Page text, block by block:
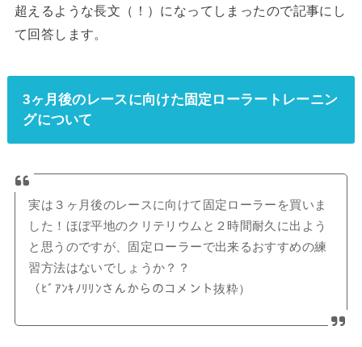
超えるような長文（！）になってしまったので記事にし
て回答します。
3ヶ月後のレースに向けた固定ローラートレーニン
グについて
実は３ヶ月後のレースに向けて固定ローラーを買いま
した！ほぼ平地のクリテリウムと２時間耐久に出よう
と思うのですが、固定ローラーで出来るおすすめの練
習方法はないでしょうか？？
（ﾋﾞｱﾝｷﾉﾘﾘﾝさんからのコメント抜粋）